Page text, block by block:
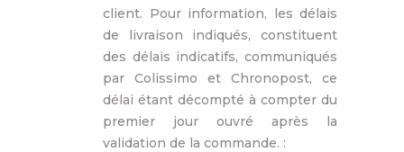
client. Pour information, les délais
de livraison indiqués, constituent
des délais indicatifs, communiqués
par Colissimo et Chronopost, ce
délai étant décompté à compter du
premier jour ouvré après la
validation de la commande. :